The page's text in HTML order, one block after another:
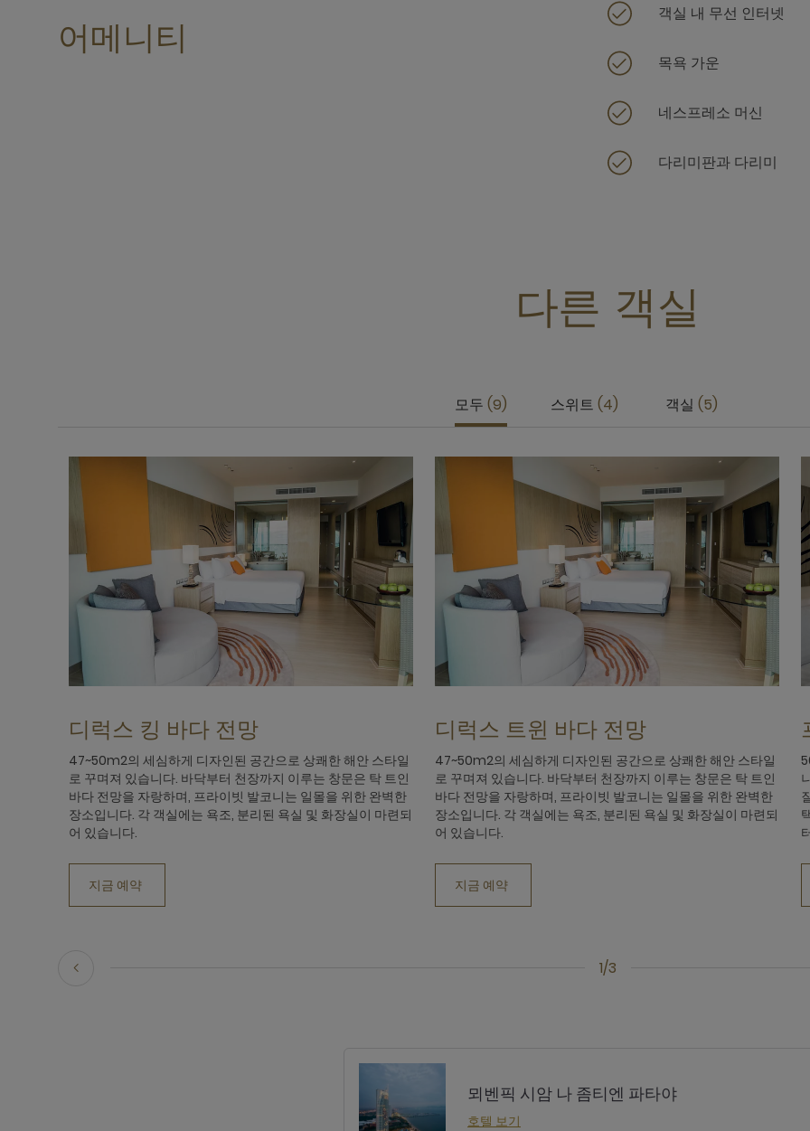
어메니티
객실 내 무선 인터넷
목욕 가운
네스프레소 머신
다리미판과 다리미
다른 객실
모두 9 스위트 4 객실 5
1/3
디럭스 킹 바다 전망
47~50m2의 세심하게 디자인된 공간으로 상쾌한 해안 스타일
로 꾸며져 있습니다. 바닥부터 천장까지 이루는 창문은 탁 트인
바다 전망을 자랑하며, 프라이빗 발코니는 일몰을 위한 완벽한
장소입니다. 각 객실에는 욕조, 분리된 욕실 및 화장실이 마련되
어 있습니다.
지금 예약
디럭스 트윈 바다 전망
47~50m2의 세심하게 디자인된 공간으로 상쾌한 해안 스타일
로 꾸며져 있습니다. 바닥부터 천장까지 이루는 창문은 탁 트인
바다 전망을 자랑하며, 프라이빗 발코니는 일몰을 위한 완벽한
장소입니다. 각 객실에는 욕조, 분리된 욕실 및 화장실이 마련되
어 있습니다.
지금 예약
뫼벤픽 시암 나 좀티엔 파타야
호텔 보기